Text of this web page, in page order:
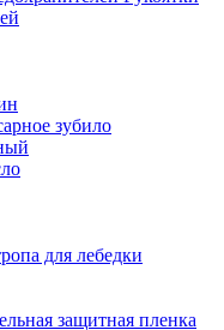
зубило
для лебедки